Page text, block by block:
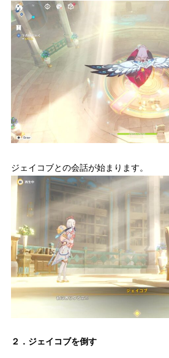
ジェイコブとの会話が始まります。
２．ジェイコブを倒す